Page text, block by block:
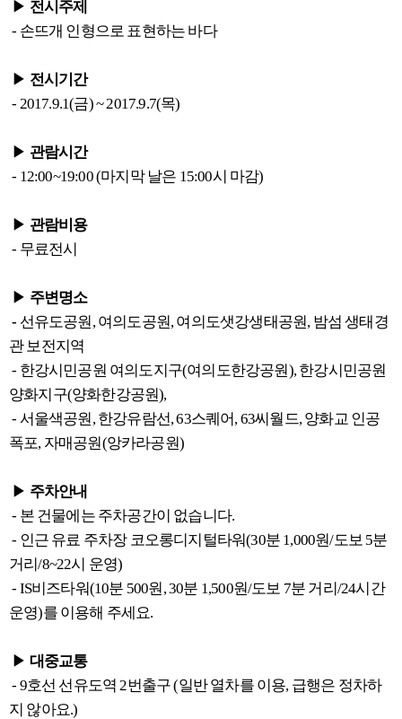
▶ 전시주제
- 손뜨개 인형으로 표현하는 바다
▶ 전시기간
- 2017.9.1(금) ~ 2017.9.7(목)
▶ 관람시간
- 12:00~19:00 (마지막 날은 15:00시 마감)
▶ 관람비용
- 무료전시
▶ 주변명소
- 선유도공원, 여의도공원, 여의도샛강생태공원, 밤섬 생태경
관 보전지역
- 한강시민공원 여의도지구(여의도한강공원), 한강시민공원
양화지구(양화한강공원),
- 서울색공원, 한강유람선, 63스퀘어, 63씨월드, 양화교 인공
폭포, 자매공원(앙카라공원)
▶ 주차안내
- 본 건물에는 주차공간이 없습니다.
- 인근 유료 주차장 코오롱디지털타워(30분 1,000원/도보 5분
거리/8~22시 운영)
- IS비즈타워(10분 500원, 30분 1,500원/도보 7분 거리/24시간
운영)를 이용해 주세요.
▶ 대중교통
- 9호선 선유도역 2번출구 (일반 열차를 이용, 급행은 정차하
지 않아요.)